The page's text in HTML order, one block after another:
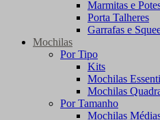
Marmitas e
Porta Talheres
Garrafas e
Mochilas
Por Tipo
Kits
Mochilas
Mochilas
Por Tamanho
Mochilas